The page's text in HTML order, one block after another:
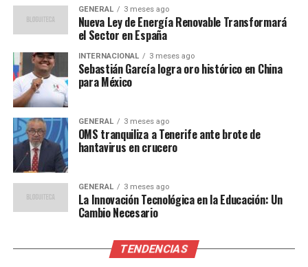
de diferentes comunidades. Para sus papás fue una
felicidad inmensa”, comentó Acosta Huinan. Desde el
esperanza de encontrarlo con vida.
La Defensoría del Pueblo también intervino, solicitando
el apoyo del Ejército y el despliegue de un helicóptero
para ampliar el rastreo en esta zona de difícil acceso.
Sin embargo, la logística fue un desafío considerable. La
Municipalidad de Andoas informó que no contaba con
movilidad adecuada, lo que complicó el acceso terrestre
desde Nuevo Andoas hacia Teniente López,
especialmente debido a las lluvias recientes.
Desafíos y lecciones aprendidas
GENERAL 3 meses ago
Nueva Ley de Energía Renovable Transformará
el Sector en España
INTERNACIONAL 3 meses ago
Sebastián García logra oro histórico en China
para México
GENERAL 3 meses ago
OMS tranquiliza a Tenerife ante brote de
hantavirus en crucero
GENERAL 3 meses ago
La Innovación Tecnológica en la Educación: Un
Cambio Necesario
TENDENCIAS